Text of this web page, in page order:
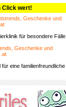
Click wert!
Geschenke und
für besondere Fälle.
Geschenke und
eine familienfreundliche